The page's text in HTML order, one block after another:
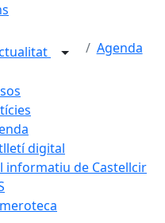
Agenda
digital
informatiu de Castellcir